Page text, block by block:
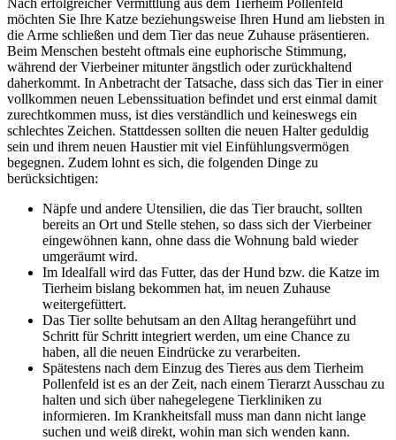
möchten Sie Ihre Katze beziehungsweise Ihren Hund am liebsten in
die Arme schließen und dem Tier das neue Zuhause präsentieren.
Beim Menschen besteht oftmals eine euphorische Stimmung,
während der Vierbeiner mitunter ängstlich oder zurückhaltend
daherkommt. In Anbetracht der Tatsache, dass sich das Tier in einer
vollkommen neuen Lebenssituation befindet und erst einmal damit
zurechtkommen muss, ist dies verständlich und keineswegs ein
schlechtes Zeichen. Stattdessen sollten die neuen Halter geduldig
sein und ihrem neuen Haustier mit viel Einfühlungsvermögen
begegnen. Zudem lohnt es sich, die folgenden Dinge zu
berücksichtigen:
Näpfe und andere Utensilien, die das Tier braucht, sollten
bereits an Ort und Stelle stehen, so dass sich der Vierbeiner
eingewöhnen kann, ohne dass die Wohnung bald wieder
umgeräumt wird.
Im Idealfall wird das Futter, das der Hund bzw. die Katze im
Tierheim bislang bekommen hat, im neuen Zuhause
weitergefüttert.
Das Tier sollte behutsam an den Alltag herangeführt und
Schritt für Schritt integriert werden, um eine Chance zu
haben, all die neuen Eindrücke zu verarbeiten.
Spätestens nach dem Einzug des Tieres aus dem Tierheim
Pollenfeld ist es an der Zeit, nach einem Tierarzt Ausschau zu
halten und sich über nahegelegene Tierkliniken zu
informieren. Im Krankheitsfall muss man dann nicht lange
suchen und weiß direkt, wohin man sich wenden kann.